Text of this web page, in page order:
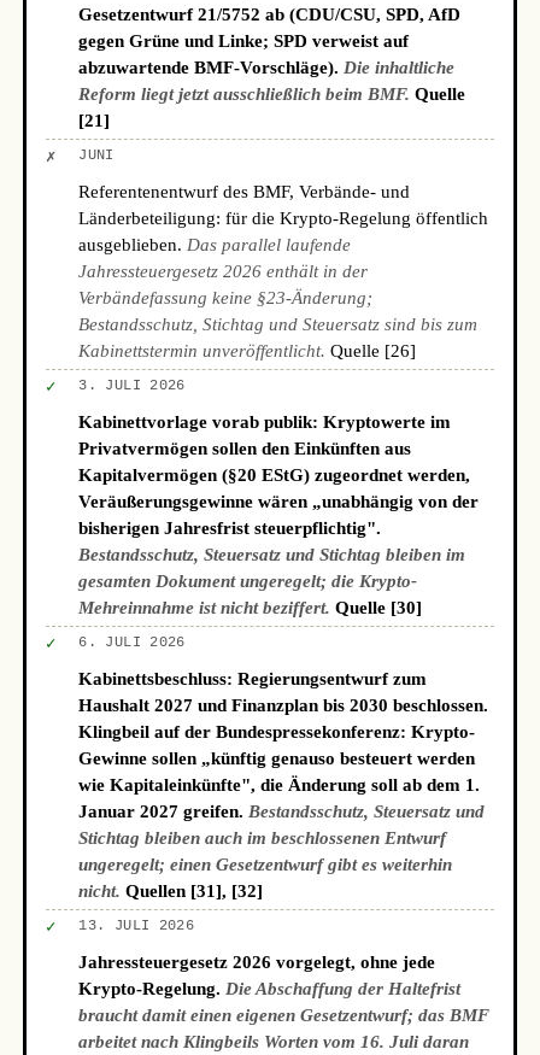
Gesetzentwurf 21/5752 ab (CDU/CSU, SPD, AfD
gegen Grüne und Linke; SPD verweist auf
abzuwartende BMF-Vorschläge). Die inhaltliche
Reform liegt jetzt ausschließlich beim BMF. Quelle
[21]
✗ JUNI
Referentenentwurf des BMF, Verbände- und
Länderbeteiligung: für die Krypto-Regelung öffentlich
ausgeblieben. Das parallel laufende
Jahressteuergesetz 2026 enthält in der
Verbändefassung keine §23-Änderung;
Bestandsschutz, Stichtag und Steuersatz sind bis zum
Kabinettstermin unveröffentlicht. Quelle [26]
✓ 3. JULI 2026
Kabinettvorlage vorab publik: Kryptowerte im
Privatvermögen sollen den Einkünften aus
Kapitalvermögen (§20 EStG) zugeordnet werden,
Veräußerungsgewinne wären „unabhängig von der
bisherigen Jahresfrist steuerpflichtig".
Bestandsschutz, Steuersatz und Stichtag bleiben im
gesamten Dokument ungeregelt; die Krypto-
Mehreinnahme ist nicht beziffert. Quelle [30]
✓ 6. JULI 2026
Kabinettsbeschluss: Regierungsentwurf zum
Haushalt 2027 und Finanzplan bis 2030 beschlossen.
Klingbeil auf der Bundespressekonferenz: Krypto-
Gewinne sollen „künftig genauso besteuert werden
wie Kapitaleinkünfte", die Änderung soll ab dem 1.
Januar 2027 greifen. Bestandsschutz, Steuersatz und
Stichtag bleiben auch im beschlossenen Entwurf
ungeregelt; einen Gesetzentwurf gibt es weiterhin
nicht. Quellen [31], [32]
✓ 13. JULI 2026
Jahressteuergesetz 2026 vorgelegt, ohne jede
Krypto-Regelung. Die Abschaffung der Haltefrist
braucht damit einen eigenen Gesetzentwurf; das BMF
arbeitet nach Klingbeils Worten vom 16. Juli daran